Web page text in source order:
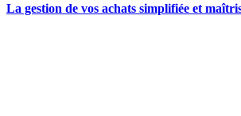
La gestion de vos achats simplifiée et